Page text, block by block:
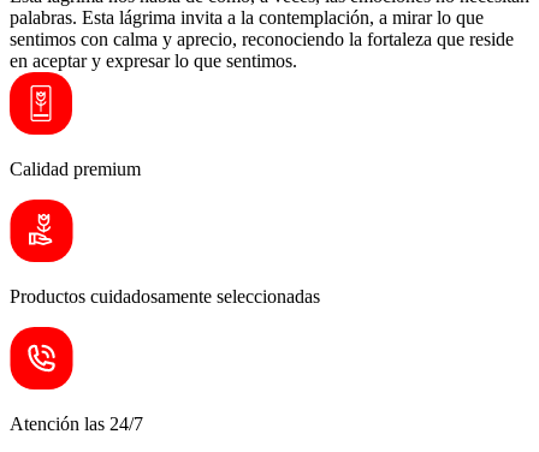
palabras. Esta lágrima invita a la contemplación, a mirar lo que
sentimos con calma y aprecio, reconociendo la fortaleza que reside
en aceptar y expresar lo que sentimos.
Calidad premium
Productos cuidadosamente seleccionadas
Atención las 24/7